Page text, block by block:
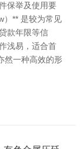
保举及使用要
）** 是较为常见
款年限等信
浅易，适合首
然一种高效的形